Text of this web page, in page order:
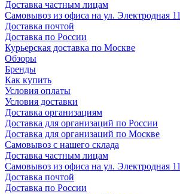
Доставка частным лицам
Самовывоз из офиса на ул. Электродная 11
Доставка почтой
Доставка по России
Курьерская доставка по Москве
Обзоры
Бренды
Как купить
Условия оплаты
Условия доставки
Доставка организациям
Доставка для организаций по России
Доставка для организаций по Москве
Самовывоз с нашего склада
Доставка частным лицам
Самовывоз из офиса на ул. Электродная 11
Доставка почтой
Доставка по России